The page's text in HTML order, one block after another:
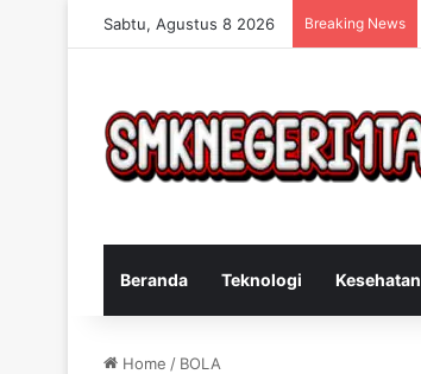
Sabtu, Agustus 8 2026 Breaking News
Beranda Teknologi Kesehatan
Home / BOLA